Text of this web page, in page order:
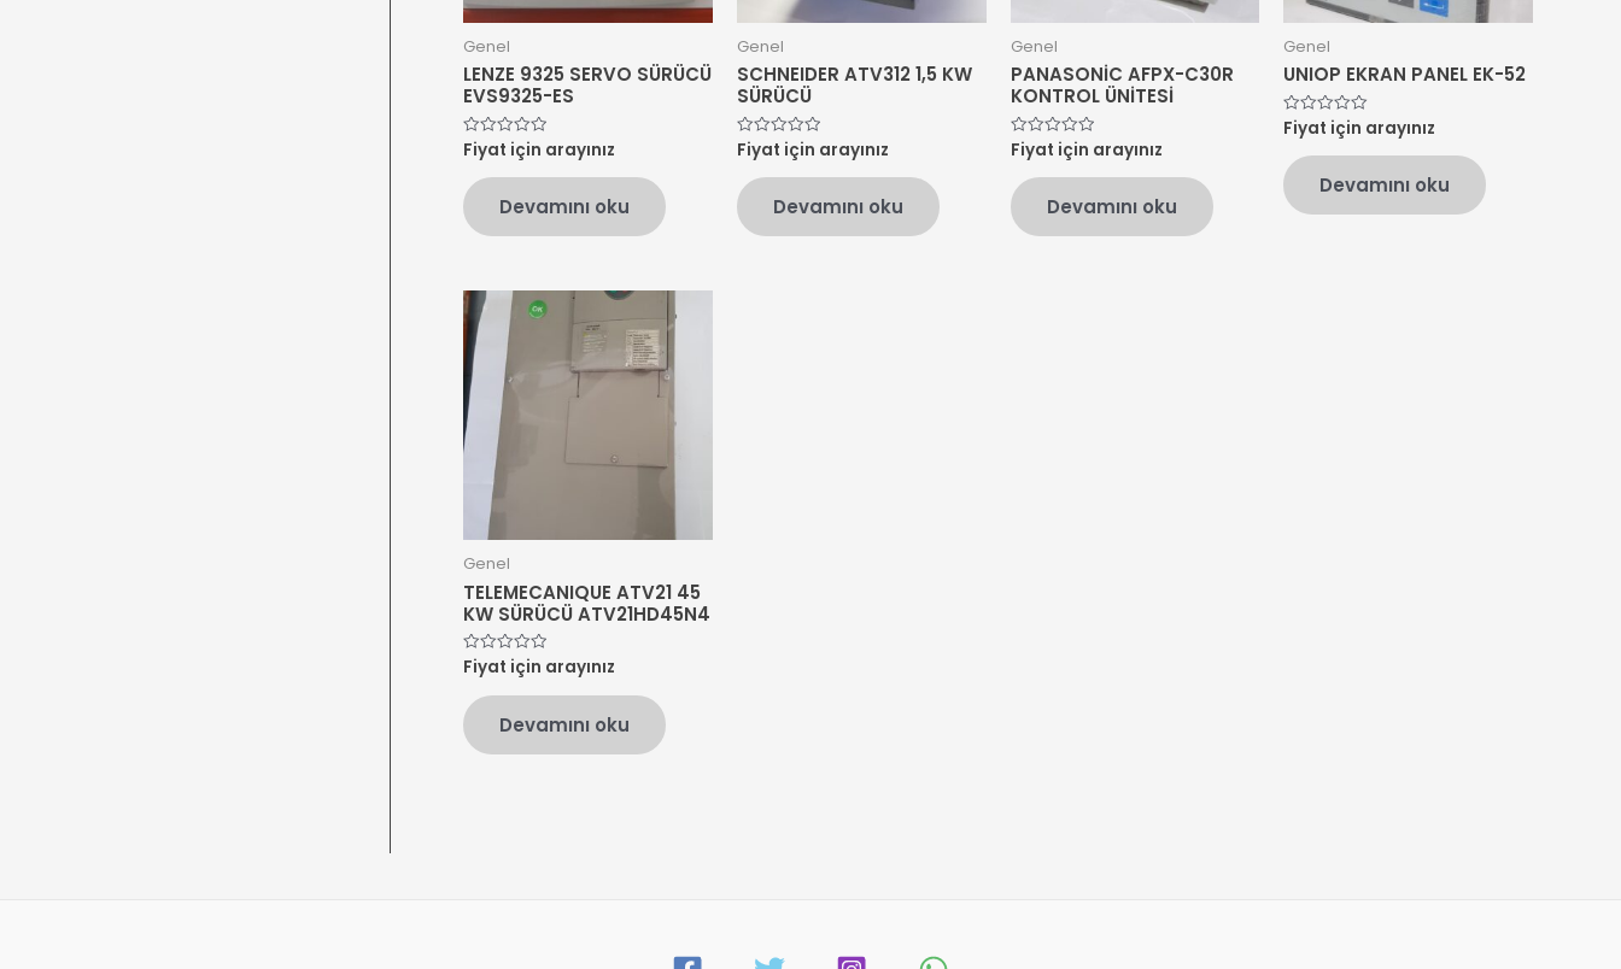
Genel
LENZE 9325 SERVO SÜRÜCÜ
EVS9325-ES
5
üzerinden
oy
Fiyat için arayınız
Devamını oku
Genel
SCHNEIDER ATV312 1,5 KW
SÜRÜCÜ
5
üzerinden
oy
Fiyat için arayınız
Devamını oku
Genel
PANASONİC AFPX-C30R
KONTROL ÜNİTESİ
5
üzerinden
oy
Fiyat için arayınız
Devamını oku
Genel
UNIOP EKRAN PANEL EK-52
5
üzerinden
oy
Fiyat için arayınız
Devamını oku
Genel
TELEMECANIQUE ATV21 45
KW SÜRÜCÜ ATV21HD45N4
5
üzerinden
oy
aldı
Fiyat için arayınız
Devamını oku